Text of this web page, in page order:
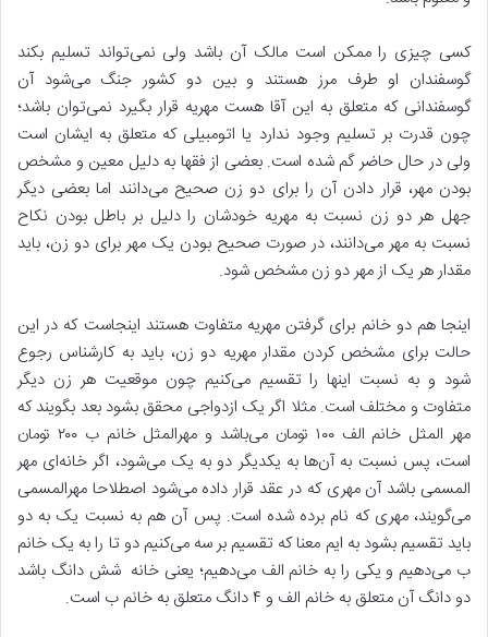
کسی چیزی را ممکن است مالک آن باشد ولی نمی‌تواند تسلیم بکند
گوسفندان او طرف مرز هستند و بین دو کشور جنگ می‌شود آن
گوسفندانی که متعلق به این آقا هست مهریه قرار بگیرد نمی‌توان باشد؛
چون قدرت بر تسلیم وجود ندارد یا اتومبیلی که متعلق به ایشان است
ولی در حال حاضر گم شده است. بعضی از فقها به دلیل معین و مشخص
بودن مهر، قرار دادن آن را برای دو زن صحیح می‌دانند اما بعضی دیگر
جهل هر دو زن نسبت به مهریه خودشان را دلیل بر باطل بودن نکاح
نسبت به مهر می‌دانند، در صورت صحیح بودن یک مهر برای دو زن، باید
مقدار هر یک از مهر دو زن مشخص شود.
اینجا هم دو خانم برای گرفتن مهریه متفاوت هستند اینجاست که در این
حالت برای مشخص کردن مقدار مهریه دو زن، باید به کارشناس رجوع
شود و به نسبت اینها را تقسیم می‌کنیم چون موقعیت هر زن دیگر
متفاوت و مختلف است. مثلا اگر یک ازدواجی محقق بشود بعد بگویند که
مهر المثل خانم الف ۱۰۰ تومان می‌باشد و مهرالمثل خانم ب ۲۰۰ تومان
است، پس نسبت به آن‌ها به یکدیگر دو به یک می‌شود، اگر خانه‌ای مهر
المسمی باشد آن مهری که در عقد قرار داده می‌شود اصطلاحا مهرالمسمی
می‌گویند، مهری که نام برده شده است. پس آن هم به نسبت یک به دو
باید تقسیم بشود به ایم معنا که تقسیم بر سه می‌کنیم دو تا را به یک خانم
ب می‌دهیم و یکی را به خانم الف می‌دهیم؛ یعنی خانه شش دانگ باشد
دو دانگ آن متعلق به خانم الف و ۴ دانگ متعلق به خانم ب است.